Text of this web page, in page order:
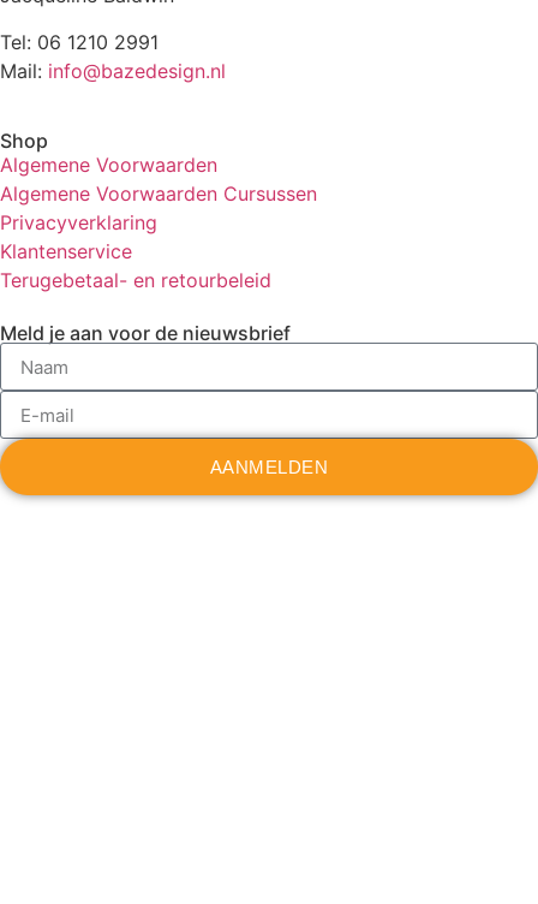
Tel: 06 1210 2991
Mail: info@bazedesign.nl
Shop
Algemene Voorwaarden
Algemene Voorwaarden Cursussen
Privacyverklaring
Klantenservice
Terugebetaal- en retourbeleid
Meld je aan voor de nieuwsbrief
AANMELDEN